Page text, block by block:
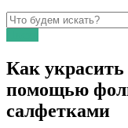
Как украсить
помощью
салфетками